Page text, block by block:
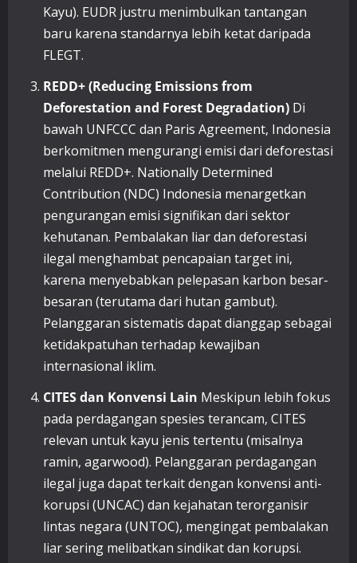
Kayu). EUDR justru menimbulkan tantangan
baru karena standarnya lebih ketat daripada
FLEGT.
REDD+ (Reducing Emissions from
Deforestation and Forest Degradation) Di
bawah UNFCCC dan Paris Agreement, Indonesia
berkomitmen mengurangi emisi dari deforestasi
melalui REDD+. Nationally Determined
Contribution (NDC) Indonesia menargetkan
pengurangan emisi signifikan dari sektor
kehutanan. Pembalakan liar dan deforestasi
ilegal menghambat pencapaian target ini,
karena menyebabkan pelepasan karbon besar-
besaran (terutama dari hutan gambut).
Pelanggaran sistematis dapat dianggap sebagai
ketidakpatuhan terhadap kewajiban
internasional iklim.
CITES dan Konvensi Lain Meskipun lebih fokus
pada perdagangan spesies terancam, CITES
relevan untuk kayu jenis tertentu (misalnya
ramin, agarwood). Pelanggaran perdagangan
ilegal juga dapat terkait dengan konvensi anti-
korupsi (UNCAC) dan kejahatan terorganisir
lintas negara (UNTOC), mengingat pembalakan
liar sering melibatkan sindikat dan korupsi.